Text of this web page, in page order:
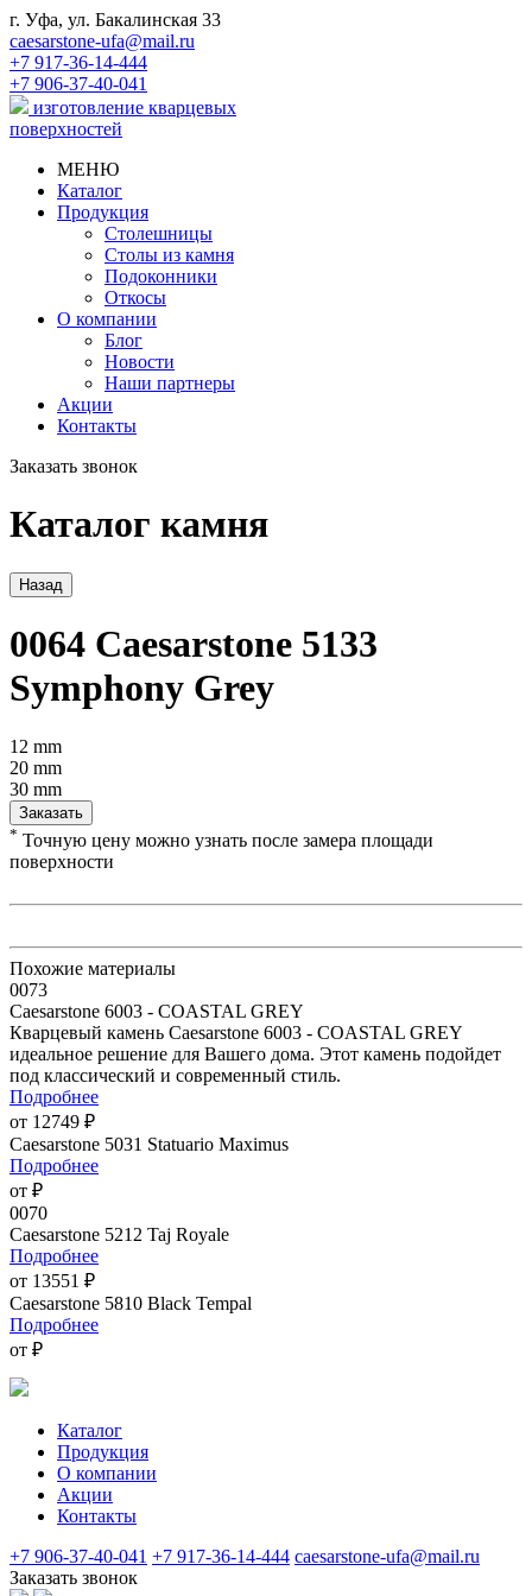
г. Уфа, ул. Бакалинская 33
caesarstone-ufa@mail.ru
+7 917-36-14-444
+7 906-37-40-041
изготовление кварцевых
поверхностей
МЕНЮ
Каталог
Продукция
Столешницы
Столы из камня
Подоконники
Откосы
О компании
Блог
Новости
Наши партнеры
Акции
Контакты
Заказать звонок
Каталог камня
Назад
0064 Caesarstone 5133
Symphony Grey
12 mm
20 mm
30 mm
Заказать
* Точную цену можно узнать после замера площади
поверхности
Похожие материалы
0073
Caesarstone 6003 - COASTAL GREY
Кварцевый камень Caesarstone 6003 - COASTAL GREY
идеальное решение для Вашего дома. Этот камень подойдет
под классический и современный стиль.
Подробнее
от 12749 ₽
Caesarstone 5031 Statuario Maximus
Подробнее
от ₽
0070
Caesarstone 5212 Taj Royale
Подробнее
от 13551 ₽
Caesarstone 5810 Black Tempal
Подробнее
от ₽
Каталог
Продукция
О компании
Акции
Контакты
+7 906-37-40-041 +7 917-36-14-444 caesarstone-ufa@mail.ru
Заказать звонок